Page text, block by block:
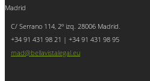
Madrid
C/ Serrano 114, 2º izq. 28006 Madrid.
+34 91 431 98 21 | +34 91 431 98 95
mad@bellavistalegal.eu